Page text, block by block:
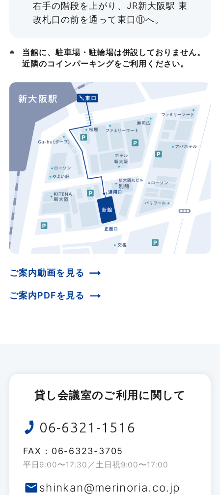
右手の階段を上がり、JR新大阪駅 東
改札口の前を通って東口⑪へ。
当館に、駐車場・駐輪場は併設しておりません。
近隣のコインパーキングをご利用ください。
ご案内動画を見る
ご案内PDFを見る
貸し会議室のご利用に関して
06-6321-1516
FAX：06-6323-3705
平日 9:00〜17:30 ／土日祝9:00〜17:00
shinkan@merinoria.co.jp